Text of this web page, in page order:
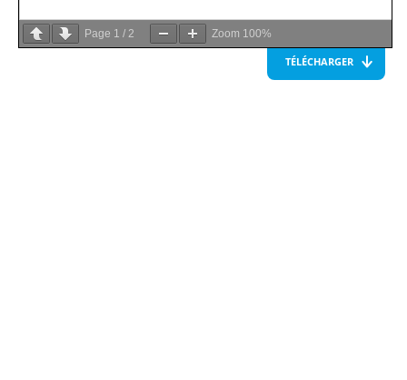
Page 1 / 2 Zoom 100%
TÉLÉCHARGER